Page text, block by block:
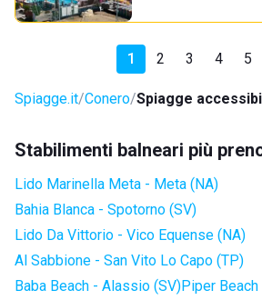
1 2 3 4 5
Spiagge.it Conero Spiagge
Stabilimenti balneari più
Lido Marinella Meta - Meta (NA)
Bahia Blanca - Spotorno (SV)
Lido Da Vittorio - Vico Equense (NA)
Al Sabbione - San Vito Lo Capo (TP)
Baba Beach - Alassio (SV)Piper Beach